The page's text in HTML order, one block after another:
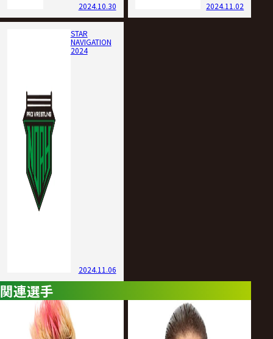
2024.10.30 2024.11.02
STAR
NAVIGATION
2024
2024.11.06
関連選手